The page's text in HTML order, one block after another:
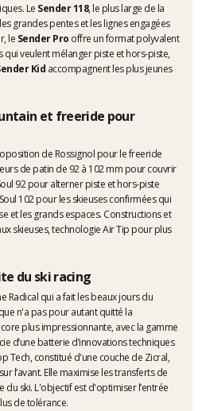
Le Sender 118, le plus large de la
grandes pentes et les lignes engagées
le Sender Pro offre un format polyvalent
qui veulent mélanger piste et hors-piste,
Kid accompagnent les plus jeunes
et freeride pour
de Rossignol pour le freeride
de patin de 92 à 102 mm pour couvrir
92 pour alterner piste et hors-piste
102 pour les skieuses confirmées qui
et les grands espaces. Constructions et
skieuses, technologie Air Tip pour plus
du ski racing
Radical qui a fait les beaux jours du
n'a pas pour autant quitté la
plus impressionnante, avec la gamme
d’une batterie d’innovations techniques
Tech, constitué d'une couche de Zicral,
l’avant. Elle maximise les transferts de
du ski. L'objectif est d'optimiser l’entrée
de tolérance.